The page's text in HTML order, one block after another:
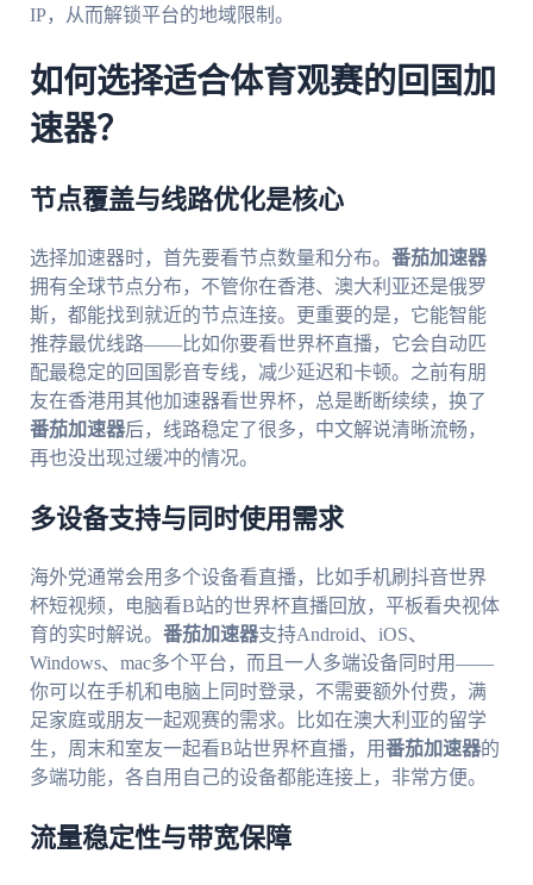
IP，从而解锁平台的地域限制。
如何选择适合体育观赛的回国加
速器？
节点覆盖与线路优化是核心
选择加速器时，首先要看节点数量和分布。 番茄加速器
拥有全球节点分布，不管你在香港、澳大利亚还是俄罗
斯，都能找到就近的节点连接。更重要的是，它能智能
推荐最优线路——比如你要看世界杯直播，它会自动匹
配最稳定的回国影音专线，减少延迟和卡顿。之前有朋
友在香港用其他加速器看世界杯，总是断断续续，换了
番茄加速器后，线路稳定了很多，中文解说清晰流畅，
再也没出现过缓冲的情况。
多设备支持与同时使用需求
海外党通常会用多个设备看直播，比如手机刷抖音世界
杯短视频，电脑看B站的世界杯直播回放，平板看央视体
育的实时解说。 番茄加速器支持Android、iOS、
Windows、mac多个平台，而且一人多端设备同时用——
你可以在手机和电脑上同时登录，不需要额外付费，满
足家庭或朋友一起观赛的需求。比如在澳大利亚的留学
生，周末和室友一起看B站世界杯直播，用番茄加速器的
多端功能，各自用自己的设备都能连接上，非常方便。
流量稳定性与带宽保障